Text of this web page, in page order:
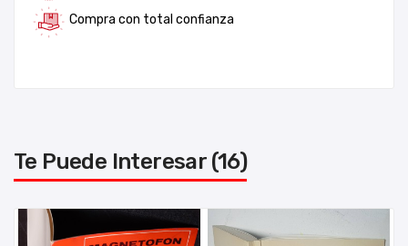
Compra con total confianza
Te Puede Interesar (16)